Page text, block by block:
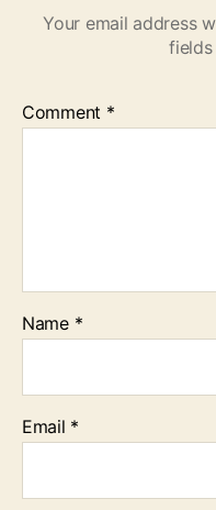
Your email address
fields
Comment *
Name *
Email *